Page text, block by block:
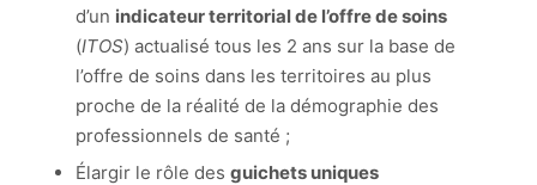
d’un indicateur territorial de l’offre de soins
(ITOS) actualisé tous les 2 ans sur la base de
l’offre de soins dans les territoires au plus
proche de la réalité de la démographie des
professionnels de santé ;
Élargir le rôle des guichets uniques